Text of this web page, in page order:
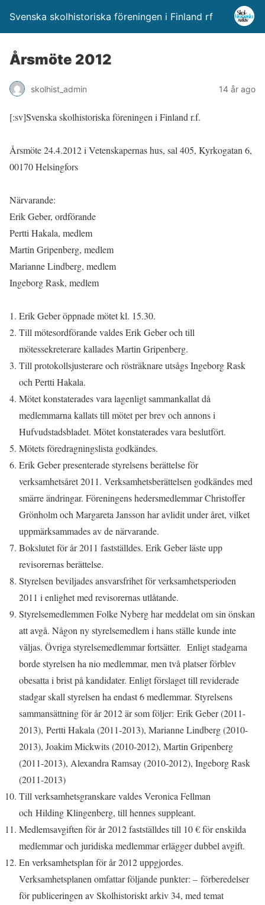
Svenska skolhistoriska föreningen i Finland rf
Årsmöte 2012
skolhist_admin 14 år ago
[:sv]Svenska skolhistoriska föreningen i Finland r.f.
Årsmöte 24.4.2012 i Vetenskapernas hus, sal 405, Kyrkogatan 6,
00170 Helsingfors
Närvarande:
Erik Geber, ordförande
Pertti Hakala, medlem
Martin Gripenberg, medlem
Marianne Lindberg, medlem
Ingeborg Rask, medlem
Erik Geber öppnade mötet kl. 15.30.
Till mötesordförande valdes Erik Geber och till
mötessekreterare kallades Martin Gripenberg.
Till protokollsjusterare och rösträknare utsågs Ingeborg Rask
och Pertti Hakala.
Mötet konstaterades vara lagenligt sammankallat då
medlemmarna kallats till mötet per brev och annons i
Hufvudstadsbladet. Mötet konstaterades vara beslutfört.
Mötets föredragningslista godkändes.
Erik Geber presenterade styrelsens berättelse för
verksamhetsåret 2011. Verksamhetsberättelsen godkändes med
smärre ändringar. Föreningens hedersmedlemmar Christoffer
Grönholm och Margareta Jansson har avlidit under året, vilket
uppmärksammades av de närvarande.
Bokslutet för år 2011 fastställdes. Erik Geber läste upp
revisorernas berättelse.
Styrelsen beviljades ansvarsfrihet för verksamhetsperioden
2011 i enlighet med revisorernas utlåtande.
Styrelsemedlemmen Folke Nyberg har meddelat om sin önskan
att avgå. Någon ny styrelsemedlem i hans ställe kunde inte
väljas. Övriga styrelsemedlemmar fortsätter. Enligt stadgarna
borde styrelsen ha nio medlemmar, men två platser förblev
obesatta i brist på kandidater. Enligt förslaget till reviderade
stadgar skall styrelsen ha endast 6 medlemmar. Styrelsens
sammansättning för år 2012 är som följer: Erik Geber (2011-
2013), Pertti Hakala (2011-2013), Marianne Lindberg (2010-
2013), Joakim Mickwits (2010-2012), Martin Gripenberg
(2011-2013), Alexandra Ramsay (2010-2012), Ingeborg Rask
(2011-2013)
Till verksamhetsgranskare valdes Veronica Fellman
och Hilding Klingenberg, till hennes suppleant.
Medlemsavgiften för år 2012 fastställdes till 10 € för enskilda
medlemmar och juridiska medlemmar erlägger dubbel avgift.
En verksamhetsplan för år 2012 uppgjordes.
Verksamhetsplanen omfattar följande punkter: – förberedelser
för publiceringen av Skolhistoriskt arkiv 34, med temat